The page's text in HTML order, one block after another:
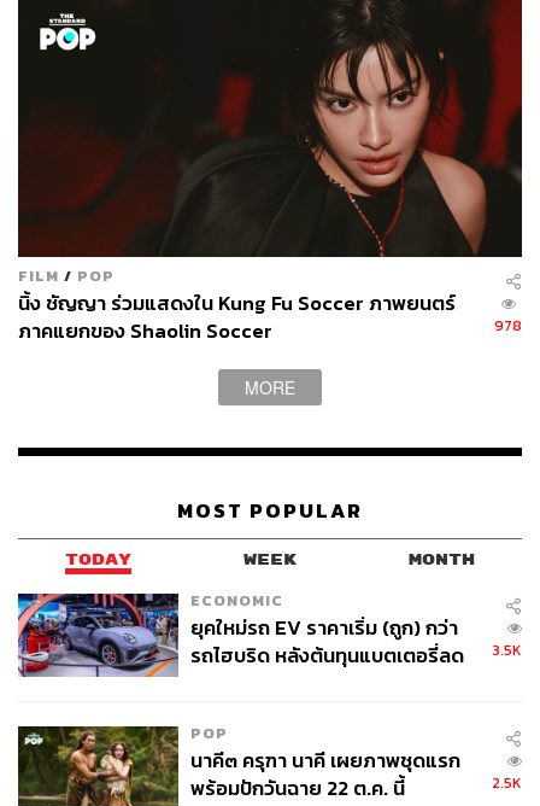
FILM / POP
นิ้ง ชัญญา ร่วมแสดงใน Kung Fu Soccer ภาพยนตร์
ภาคแยกของ Shaolin Soccer
978
MORE
MOST POPULAR
TODAY WEEK MONTH
ECONOMIC
ยุคใหม่รถ EV ราคาเริ่ม (ถูก) กว่า
รถไฮบริด หลังต้นทุนแบตเตอรี่ลด
3.5K
POP
นาคี๓ ครุฑา นาคี เผยภาพชุดแรก
พร้อมปักวันฉาย 22 ต.ค. นี้
2.5K